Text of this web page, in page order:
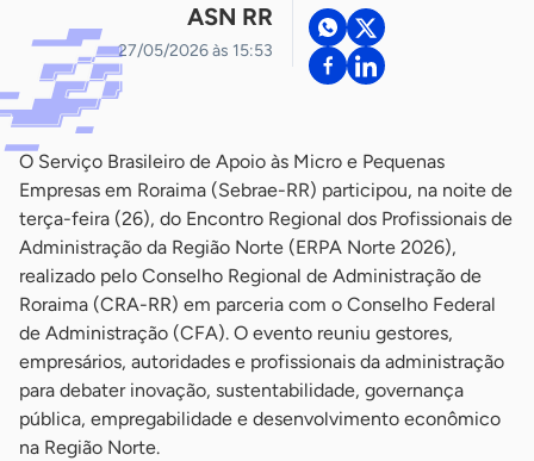
ASN RR
27/05/2026 às 15:53
O Serviço Brasileiro de Apoio às Micro e Pequenas
Empresas em Roraima (Sebrae-RR) participou, na noite de
terça-feira (26), do Encontro Regional dos Profissionais de
Administração da Região Norte (ERPA Norte 2026),
realizado pelo Conselho Regional de Administração de
Roraima (CRA-RR) em parceria com o Conselho Federal
de Administração (CFA). O evento reuniu gestores,
empresários, autoridades e profissionais da administração
para debater inovação, sustentabilidade, governança
pública, empregabilidade e desenvolvimento econômico
na Região Norte.